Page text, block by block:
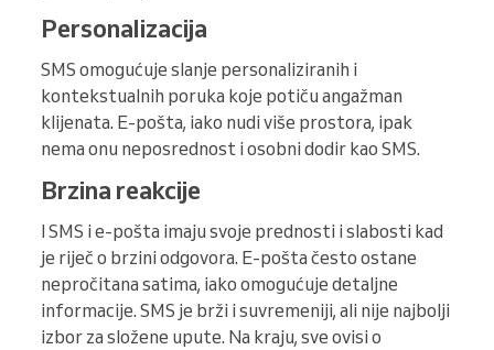
Personalizacija
SMS omogućuje slanje personaliziranih i
kontekstualnih poruka koje potiču angažman
klijenata. E-pošta, iako nudi više prostora, ipak
nema onu neposrednost i osobni dodir kao SMS.
Brzina reakcije
I SMS i e-pošta imaju svoje prednosti i slabosti kad
je riječ o brzini odgovora. E-pošta često ostane
nepročitana satima, iako omogućuje detaljne
informacije. SMS je brži i suvremeniji, ali nije najbolji
izbor za složene upute. Na kraju, sve ovisi o